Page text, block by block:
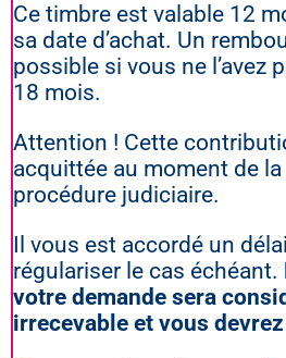
Ce timbre est valable 12
sa date d’achat. Un
possible si vous ne l’avez
18 mois.
Attention ! Cette
acquittée au moment de
procédure judiciaire.
Il vous est accordé un
régulariser le cas échéant.
votre demande sera
irrecevable et vous